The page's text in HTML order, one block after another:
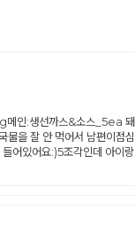
메인:생선까스&소스
을 잘 안 먹어서 남편이점
어있어요:)5조각인데 아이